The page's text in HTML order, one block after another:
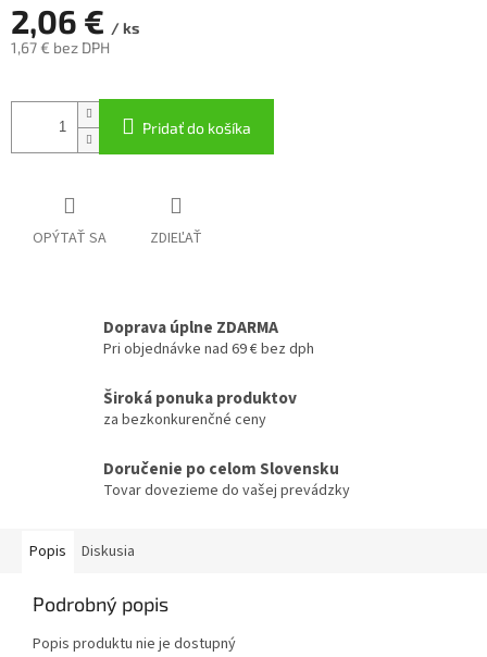
2,06 € / ks
1,67 € bez DPH
cena:
Pridať do košíka
OPÝTAŤ SA ZDIEĽAŤ
Doprava úplne ZDARMA
Pri objednávke nad 69 € bez dph
Široká ponuka produktov
za bezkonkurenčné ceny
Doručenie po celom Slovensku
Tovar dovezieme do vašej prevádzky
Popis Diskusia
Podrobný popis
Popis produktu nie je dostupný